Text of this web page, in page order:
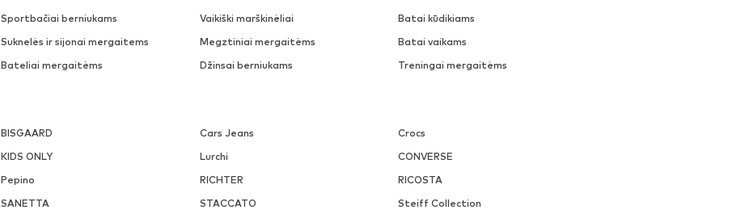
Sportbačiai berniukams Vaikiški marškinėliai
Batai kūdikiams
Suknelės ir sijonai mergaitems Megztiniai mergaitėms
Batai vaikams
Bateliai mergaitėms Džinsai berniukams Treningai mergaitėms
BISGAARD Cars Jeans
Crocs
KIDS ONLY Lurchi
CONVERSE
Pepino RICHTER
RICOSTA
SANETTA STACCATO
Steiff Collection